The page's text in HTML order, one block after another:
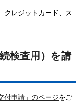
クレジットカード、ス
検査用）を請
付申請」のページをご